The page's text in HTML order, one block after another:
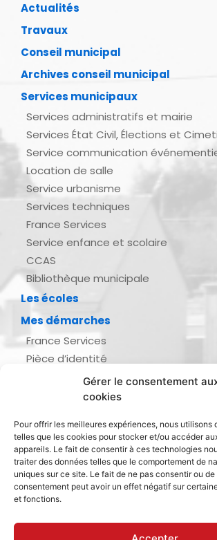
Gérer le consentement
cookies
Pour offrir les meilleures expériences, nous utilisons
telles que les cookies pour stocker et/ou accéder
appareils. Le fait de consentir à ces technologies
traiter des données telles que le comportement de
uniques sur ce site. Le fait de ne pas consentir ou de
consentement peut avoir un effet négatif sur
et fonctions.
Actualités
Travaux
Conseil municipal
Archives conseil municipal
Services municipaux
Services administratifs et mairie
Services État Civil, Élections et
Service communication
Location de salle
Service urbanisme
Services techniques
France Services
Service enfance et scolaire
CCAS
Bibliothèque municipale
Les écoles
Mes démarches
France Services
Pièce d’identité
Demande d’actes d’état civil
Inscription listes électorales
Recensement militaire
Le journal de ma ville
Gestion des déchets